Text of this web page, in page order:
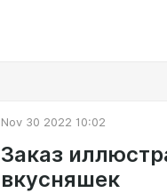
Nov 30 2022 10:02
Заказ
вкусняшек